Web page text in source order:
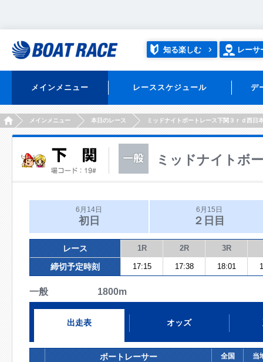
知る楽しむ レーサ
メインメニュー レーススケジュール デ
HOMEメインメニュー 本日のレース ミッドナイトボートレース下関３ｒｄ西日
ミッドナイトボ
6月14日
初日
6月15日
２日目
レース 1R 2R 3R
締切予定時刻 17:15 17:38 18:01
一般 1800m
出走表 オッズ
ボートレーサー 全国 当